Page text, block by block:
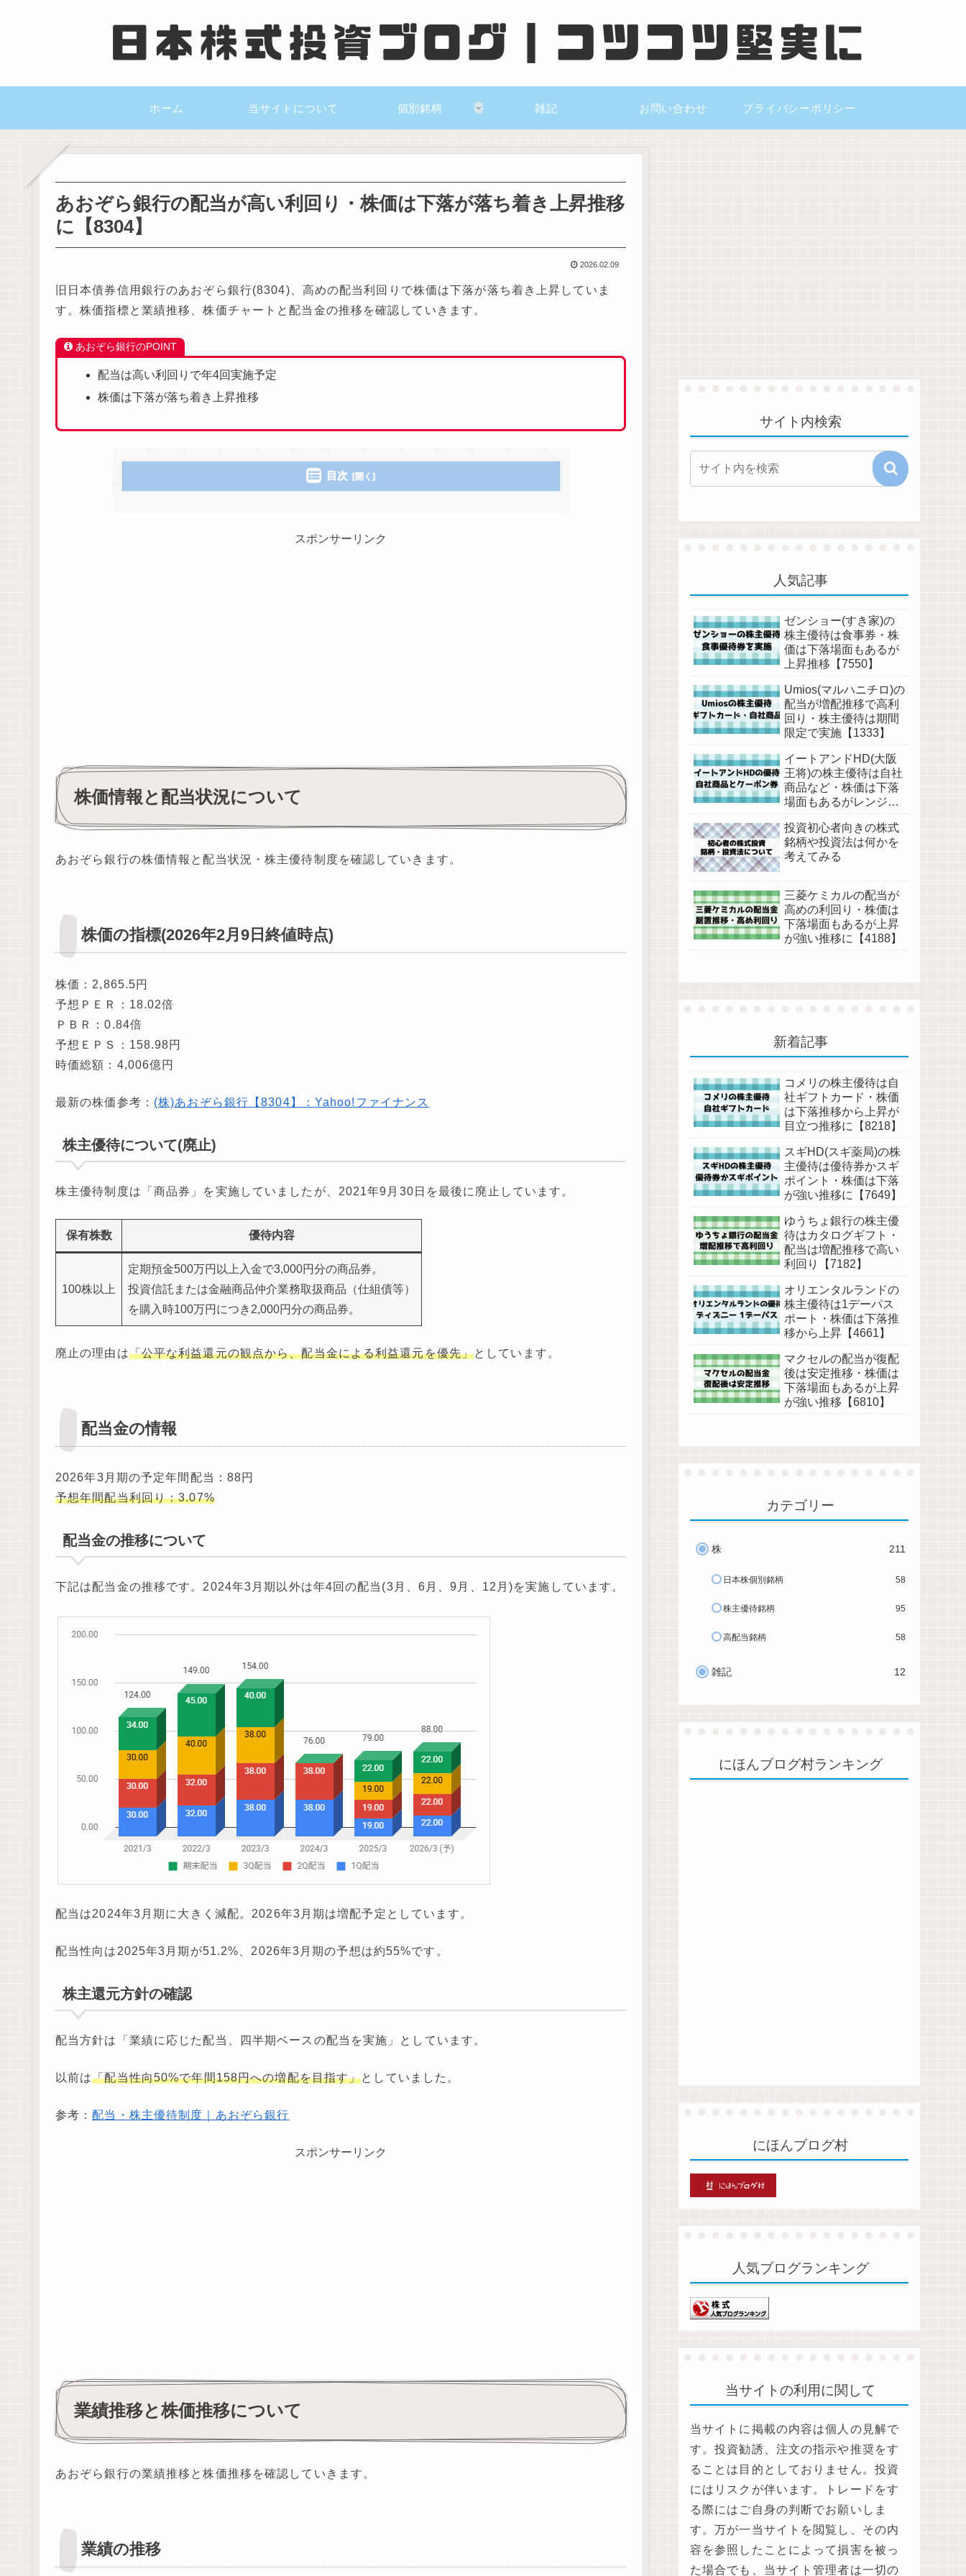
ホーム 当サイトについて 個別銘柄 雑記 お問い合わせ プライバシーポリシー
あおぞら銀行の配当が高い利回り・株価は下落が落ち着き上昇推移
に【8304】
2026.02.09
旧日本債券信用銀行のあおぞら銀行(8304)、高めの配当利回りで株価は下落が落ち着き上昇していま
す。株価指標と業績推移、株価チャートと配当金の推移を確認していきます。
あおぞら銀行のPOINT
配当は高い利回りで年4回実施予定
株価は下落が落ち着き上昇推移
目次
スポンサーリンク
株価情報と配当状況について
あおぞら銀行の株価情報と配当状況・株主優待制度を確認していきます。
株価の指標(2026年2月9日終値時点)
株価：2,865.5円
予想ＰＥＲ：18.02倍
ＰＢＲ：0.84倍
予想ＥＰＳ：158.98円
時価総額：4,006億円
最新の株価参考： (株)あおぞら銀行【8304】：Yahoo!ファイナンス
株主優待について(廃止)
株主優待制度は「商品券」を実施していましたが、2021年9月30日を最後に廃止しています。
保有株数 優待内容
100株以上
定期預金500万円以上入金で3,000円分の商品券。
投資信託または金融商品仲介業務取扱商品（仕組債等）
を購入時100万円につき2,000円分の商品券。
廃止の理由は「公平な利益還元の観点から、配当金による利益還元を優先」としています。
配当金の情報
2026年3月期の予定年間配当：88円
予想年間配当利回り：3.07%
配当金の推移について
下記は配当金の推移です。2024年3月期以外は年4回の配当(3月、6月、9月、12月)を実施しています。
配当は2024年3月期に大きく減配。2026年3月期は増配予定としています。
配当性向は2025年3月期が51.2%、2026年3月期の予想は約55%です。
株主還元方針の確認
配当方針は「業績に応じた配当、四半期ベースの配当を実施」としています。
以前は「配当性向50%で年間158円への増配を目指す」としていました。
参考：配当・株主優待制度｜あおぞら銀行
スポンサーリンク
業績推移と株価推移について
あおぞら銀行の業績推移と株価推移を確認していきます。
業績の推移
サイト内検索
人気記事
ゼンショー(すき家)の
株主優待は食事券・株
価は下落場面もあるが
上昇推移【7550】
Umios(マルハニチロ)の
配当が増配推移で高利
回り・株主優待は期間
限定で実施【1333】
イートアンドHD(大阪
王将)の株主優待は自社
商品など・株価は下落
場面もあるがレンジ気
投資初心者向きの株式
銘柄や投資法は何かを
考えてみる
三菱ケミカルの配当が
高めの利回り・株価は
下落場面もあるが上昇
が強い推移に【4188】
新着記事
コメリの株主優待は自
社ギフトカード・株価
は下落推移から上昇が
目立つ推移に【8218】
スギHD(スギ薬局)の株
主優待は優待券かスギ
ポイント・株価は下落
が強い推移に【7649】
ゆうちょ銀行の株主優
待はカタログギフト・
配当は増配推移で高い
利回り【7182】
オリエンタルランドの
株主優待は1デーパス
ポート・株価は下落推
移から上昇【4661】
マクセルの配当が復配
後は安定推移・株価は
下落場面もあるが上昇
が強い推移【6810】
カテゴリー
株 211
日本株個別銘柄 58
株主優待銘柄 95
高配当銘柄 58
雑記 12
にほんブログ村ランキング
にほんブログ村
人気ブログランキング
当サイトの利用に関して
当サイトに掲載の内容は個人の見解で
す。投資勧誘、注文の指示や推奨をす
ることは目的としておりません。投資
にはリスクが伴います。トレードをす
る際にはご自身の判断でお願いしま
す。万が一当サイトを閲覧し、その内
容を参照したことによって損害を被っ
た場合でも、当サイト管理者は一切の